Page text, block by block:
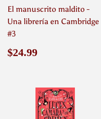
El manuscrito maldito -
Una librería en Cambridge
#3
Precio
$24.99